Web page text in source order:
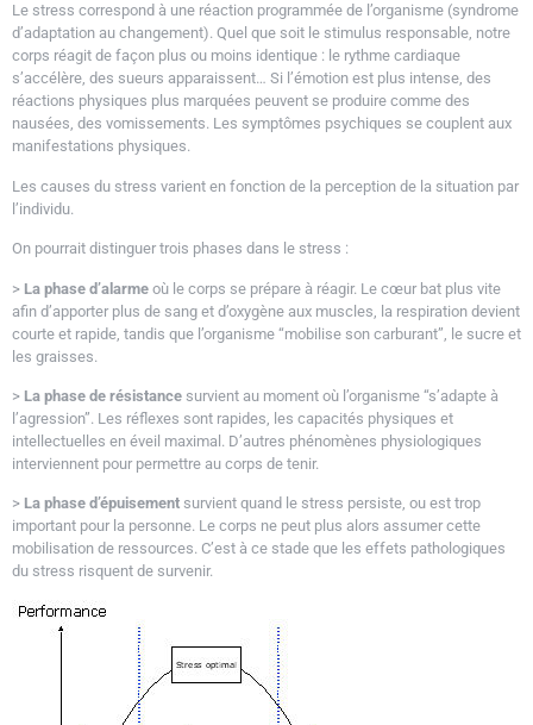
Le stress correspond à une réaction programmée de l’organisme (syndrome
d’adaptation au changement). Quel que soit le stimulus responsable, notre
corps réagit de façon plus ou moins identique : le rythme cardiaque
s’accélère, des sueurs apparaissent… Si l’émotion est plus intense, des
réactions physiques plus marquées peuvent se produire comme des
nausées, des vomissements. Les symptômes psychiques se couplent aux
manifestations physiques.
Les causes du stress varient en fonction de la perception de la situation par
l’individu.
On pourrait distinguer trois phases dans le stress :
> La phase d’alarme où le corps se prépare à réagir. Le cœur bat plus vite
afin d’apporter plus de sang et d’oxygène aux muscles, la respiration devient
courte et rapide, tandis que l’organisme “mobilise son carburant”, le sucre et
les graisses.
> La phase de résistance survient au moment où l’organisme “s’adapte à
l’agression”. Les réflexes sont rapides, les capacités physiques et
intellectuelles en éveil maximal. D’autres phénomènes physiologiques
interviennent pour permettre au corps de tenir.
> La phase d’épuisement survient quand le stress persiste, ou est trop
important pour la personne. Le corps ne peut plus alors assumer cette
mobilisation de ressources. C’est à ce stade que les effets pathologiques
du stress risquent de survenir.